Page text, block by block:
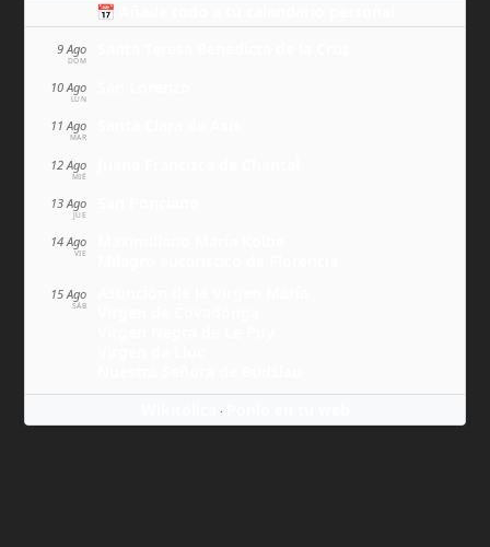
📅 Añade todo a tu calendario personal
9 Ago
DOM
10 Ago
LUN
11 Ago
MAR
12 Ago
MIÉ
13 Ago
JUE
14 Ago
VIE
15 Ago
SÁB
·